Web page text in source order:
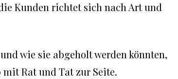
Kunden richtet sich nach Art und
wie sie abgeholt werden könnten,
Rat und Tat zur Seite.